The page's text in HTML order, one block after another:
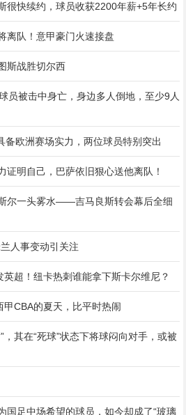
很快续约，球员收获2200年薪+5年长约
离队！意甲豪门火速接盘
斯战胜切尔西
员被击中身亡，身边多人倒地，至少9人
备欧洲赛场实力，两位球员特别突出
证明自己，巴萨依旧狠心送他离队！
尔一头雾水——吉马良斯转会幕后全细
人事变动引关注
超！纽卡热刺谁能拿下斯卡尔维尼？
甲CBA的夏天，比平时热闹
，其在“死球”状态下将球闷向对手，或被
国足中场希望的球员，如今却成了“玻璃